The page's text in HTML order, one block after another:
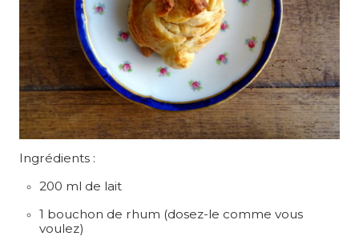
Ingrédients :
200 ml de lait
1 bouchon de rhum (dosez-le comme vous
voulez)